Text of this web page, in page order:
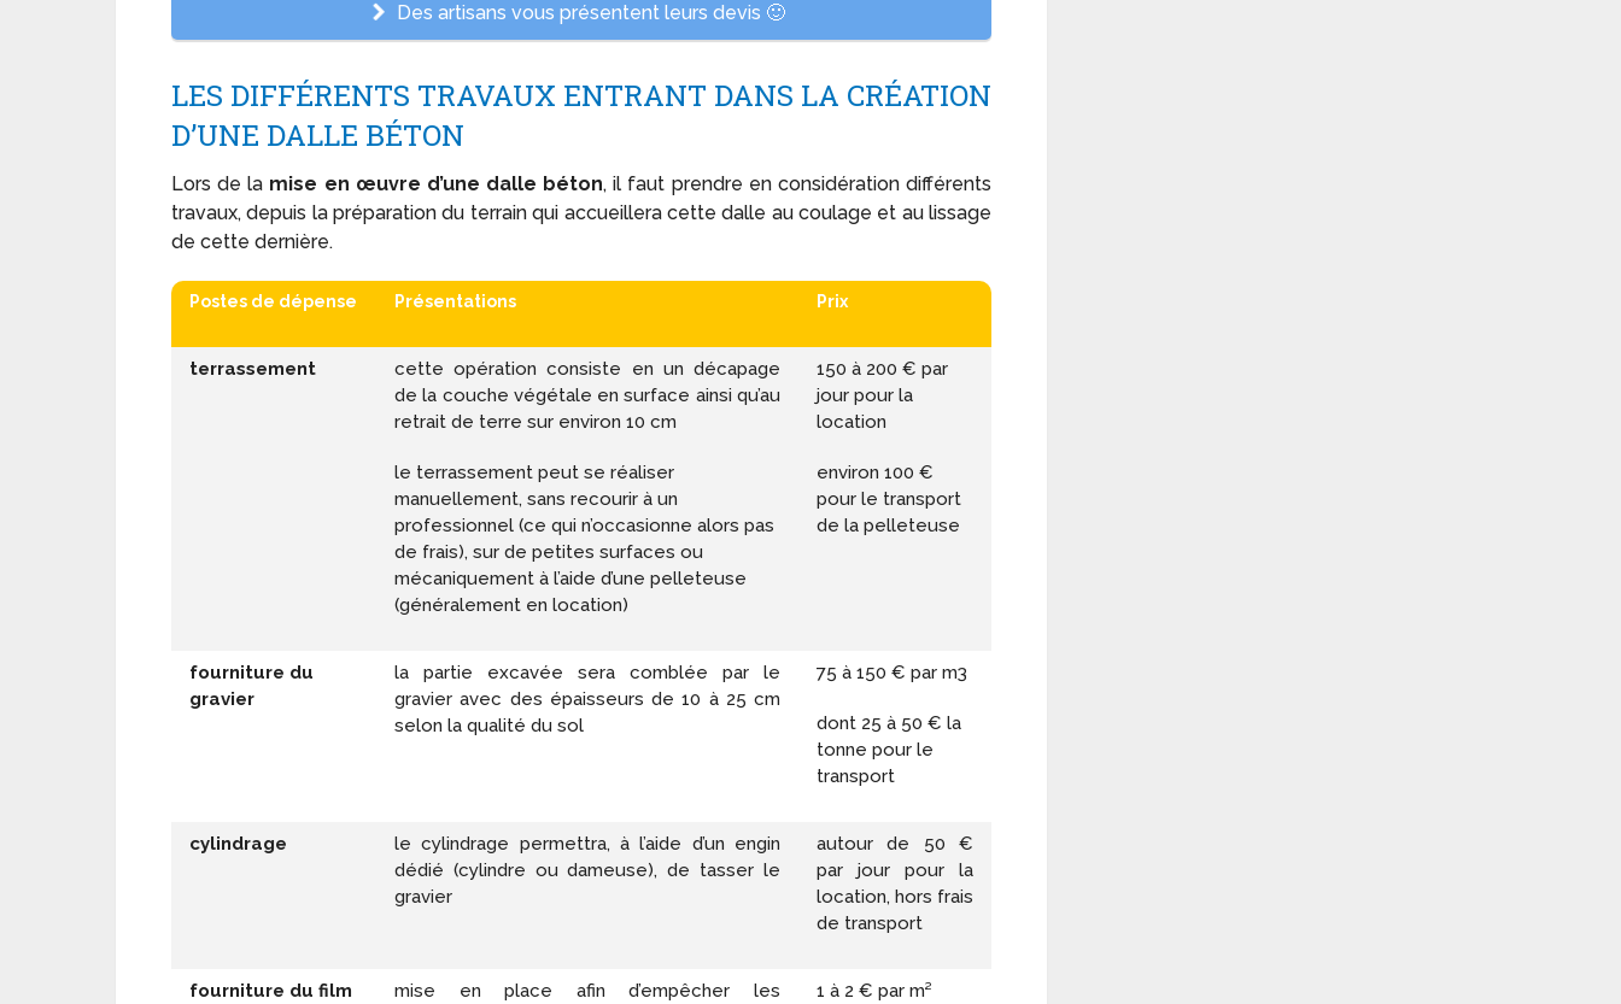
Des artisans vous présentent leurs devis 🙂
LES DIFFÉRENTS TRAVAUX ENTRANT DANS LA CRÉATION
D’UNE DALLE BÉTON
Lors de la mise en œuvre d’une dalle béton, il faut prendre en considération différents
travaux, depuis la préparation du terrain qui accueillera cette dalle au coulage et au lissage
de cette dernière.
Postes de dépense Présentations Prix
terrassement
cette opération consiste en un décapage
de la couche végétale en surface ainsi qu’au
retrait de terre sur environ 10 cm
le terrassement peut se réaliser
manuellement, sans recourir à un
professionnel (ce qui n’occasionne alors pas
de frais), sur de petites surfaces ou
mécaniquement à l’aide d’une pelleteuse
(généralement en location)
150 à 200 € par
jour pour la
location
environ 100 €
pour le transport
de la pelleteuse
fourniture du
gravier
la partie excavée sera comblée par le
gravier avec des épaisseurs de 10 à 25 cm
selon la qualité du sol
75 à 150 € par m3
dont 25 à 50 € la
tonne pour le
transport
cylindrage
le cylindrage permettra, à l’aide d’un engin
dédié (cylindre ou dameuse), de tasser le
gravier
autour de 50 €
par jour pour la
location, hors frais
de transport
fourniture du film
mise en place afin d’empêcher les
1 à 2 € par m²